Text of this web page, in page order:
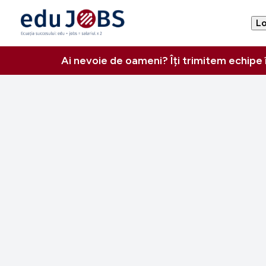
Ai nevoie de oameni? Îți trimitem